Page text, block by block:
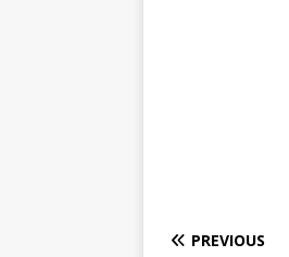
PREVIOUS